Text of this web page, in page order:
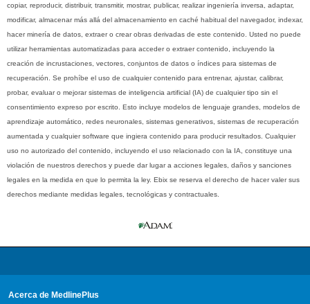
copiar, reproducir, distribuir, transmitir, mostrar, publicar, realizar ingeniería inversa, adaptar,
modificar, almacenar más allá del almacenamiento en caché habitual del navegador, indexar,
hacer minería de datos, extraer o crear obras derivadas de este contenido. Usted no puede
utilizar herramientas automatizadas para acceder o extraer contenido, incluyendo la
creación de incrustaciones, vectores, conjuntos de datos o índices para sistemas de
recuperación. Se prohíbe el uso de cualquier contenido para entrenar, ajustar, calibrar,
probar, evaluar o mejorar sistemas de inteligencia artificial (IA) de cualquier tipo sin el
consentimiento expreso por escrito. Esto incluye modelos de lenguaje grandes, modelos de
aprendizaje automático, redes neuronales, sistemas generativos, sistemas de recuperación
aumentada y cualquier software que ingiera contenido para producir resultados. Cualquier
uso no autorizado del contenido, incluyendo el uso relacionado con la IA, constituye una
violación de nuestros derechos y puede dar lugar a acciones legales, daños y sanciones
legales en la medida en que lo permita la ley. Ebix se reserva el derecho de hacer valer sus
derechos mediante medidas legales, tecnológicas y contractuales.
Acerca de MedlinePlus